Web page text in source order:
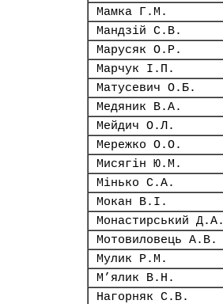
Мамка Г.М.
Мандзій С.В.
Марусяк О.Р.
Марчук І.П.
Матусевич О.Б.
Медяник В.А.
Мейдич О.Л.
Мережко О.О.
Мисягін Ю.М.
Мінько С.А.
Мокан В.І.
Монастирський Д.А.
Мотовиловець А.В.
Мулик Р.М.
М’ялик В.Н.
Нагорняк С.В.